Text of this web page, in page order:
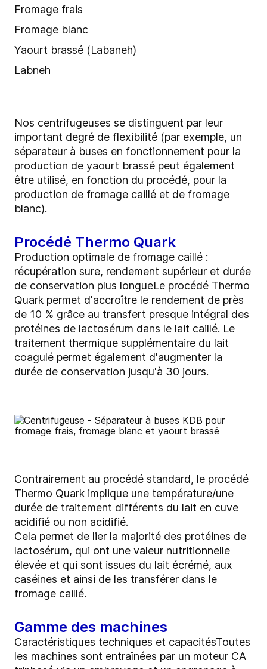
Fromage frais
Fromage blanc
Yaourt brassé (Labaneh)
Labneh
Nos centrifugeuses se distinguent par leur
important degré de flexibilité (par exemple, un
séparateur à buses en fonctionnement pour la
production de yaourt brassé peut également
être utilisé, en fonction du procédé, pour la
production de fromage caillé et de fromage
blanc).
Procédé Thermo Quark
Production optimale de fromage caillé :
récupération sure, rendement supérieur et durée
de conservation plus longueLe procédé Thermo
Quark permet d'accroître le rendement de près
de 10 % grâce au transfert presque intégral des
protéines de lactosérum dans le lait caillé. Le
traitement thermique supplémentaire du lait
coagulé permet également d'augmenter la
durée de conservation jusqu'à 30 jours.
Contrairement au procédé standard, le procédé
Thermo Quark implique une température/une
durée de traitement différents du lait en cuve
acidifié ou non acidifié.
Cela permet de lier la majorité des protéines de
lactosérum, qui ont une valeur nutritionnelle
élevée et qui sont issues du lait écrémé, aux
caséines et ainsi de les transférer dans le
fromage caillé.
Gamme des machines
Caractéristiques techniques et capacitésToutes
les machines sont entraînées par un moteur CA